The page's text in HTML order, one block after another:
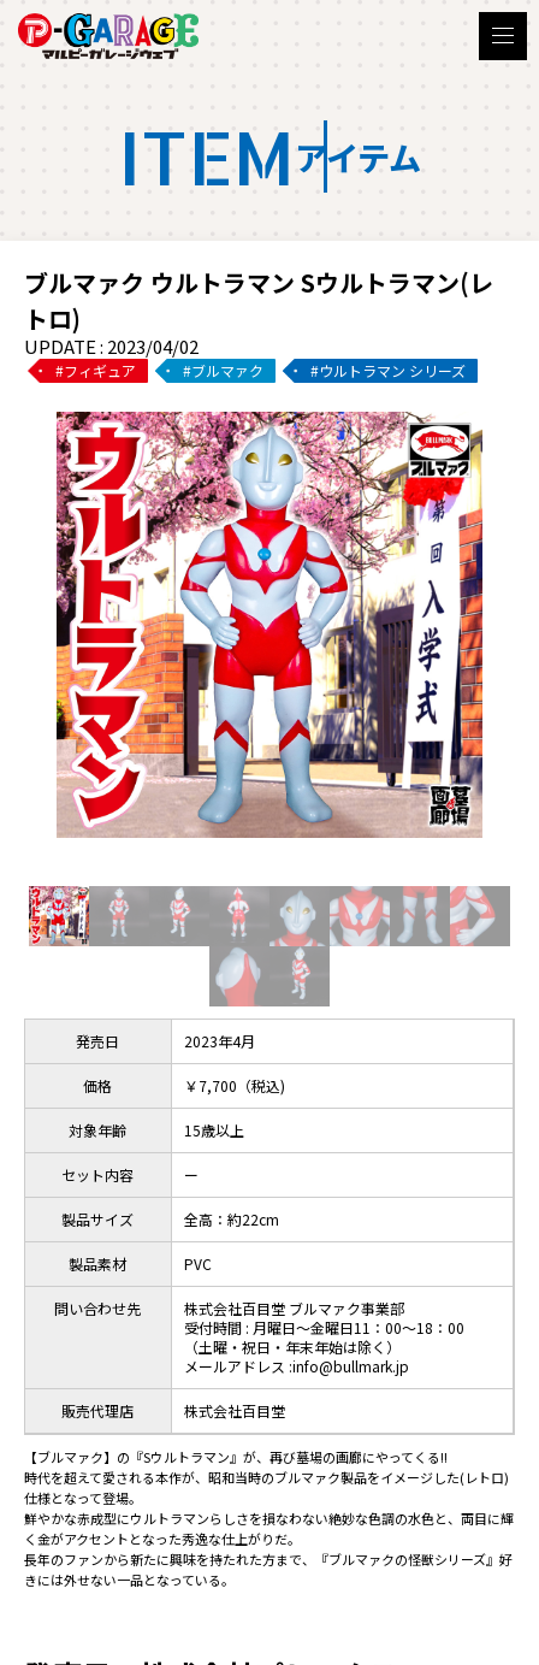
ITEM アイテム
ブルマァク ウルトラマン Sウルトラマン(レ
トロ)
UPDATE : 2023/04/02
フィギュア ブルマァク ウルトラマン シリーズ
発売日 2023年4月
価格 ￥7,700（税込)
対象年齢 15歳以上
セット内容 ー
製品サイズ 全高：約22cm
製品素材 PVC
問い合わせ先
株式会社百目堂 ブルマァク事業部
受付時間 : 月曜日～金曜日11：00～18：00
（土曜・祝日・年末年始は除く）
メールアドレス :info@bullmark.jp
販売代理店 株式会社百目堂
【ブルマァク】の『Sウルトラマン』が、再び墓場の画廊にやってくる!!
時代を超えて愛される本作が、昭和当時のブルマァク製品をイメージした(レトロ)
仕様となって登場。
鮮やかな赤成型にウルトラマンらしさを損なわない絶妙な色調の水色と、両目に輝
く金がアクセントとなった秀逸な仕上がりだ。
長年のファンから新たに興味を持たれた方まで、『ブルマァクの怪獣シリーズ』好
きには外せない一品となっている。